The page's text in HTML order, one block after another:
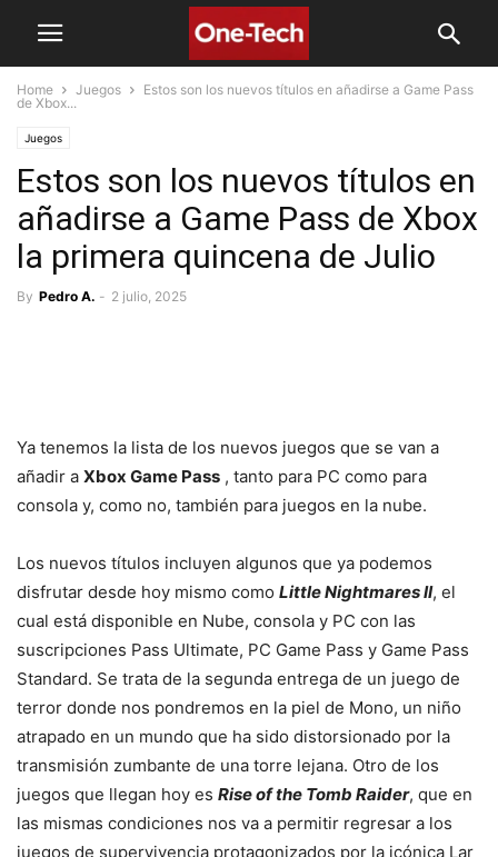
Home Juegos
Estos son los nuevos títulos en añadirse a Game Pass
de Xbox...
Juegos
Estos son los nuevos títulos en
añadirse a Game Pass de Xbox
la primera quincena de Julio
By Pedro A. - 2 julio, 2025
Ya tenemos la lista de los nuevos juegos que se van a
añadir a Xbox Game Pass , tanto para PC como para
consola y, como no, también para juegos en la nube.
Los nuevos títulos incluyen algunos que ya podemos
disfrutar desde hoy mismo como Little Nightmares II, el
cual está disponible en Nube, consola y PC con las
suscripciones Pass Ultimate, PC Game Pass y Game Pass
Standard. Se trata de la segunda entrega de un juego de
terror donde nos pondremos en la piel de Mono, un niño
atrapado en un mundo que ha sido distorsionado por la
transmisión zumbante de una torre lejana. Otro de los
juegos que llegan hoy es Rise of the Tomb Raider, que en
las mismas condiciones nos va a permitir regresar a los
juegos de supervivencia protagonizados por la icónica Lar